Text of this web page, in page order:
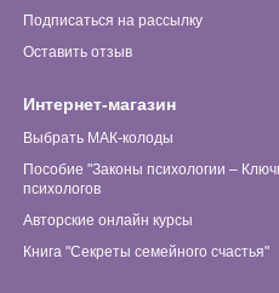
Подписаться на рассылку
Оставить отзыв
Интернет-магазин
Выбрать МАК-колоды
Пособие "Законы психологии –
психологов
Авторские онлайн курсы
Книга "Секреты семейного счастья"